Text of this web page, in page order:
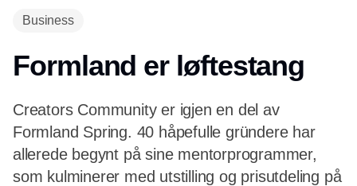
Business
Formland er løftestang
Creators Community er igjen en del av
Formland Spring. 40 håpefulle gründere har
allerede begynt på sine mentorprogrammer,
som kulminerer med utstilling og prisutdeling på